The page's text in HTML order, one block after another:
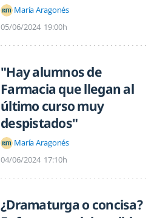
María Aragonés
05/06/2024 19:00h
"Hay alumnos de
Farmacia que llegan al
último curso muy
despistados"
María Aragonés
04/06/2024 17:10h
¿Dramaturga o concisa?